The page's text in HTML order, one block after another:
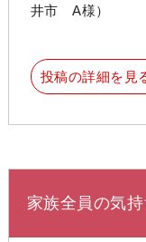
井市 A様）
投稿の詳細を見
家族全員の気